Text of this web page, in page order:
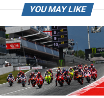
YOU MAY LIKE